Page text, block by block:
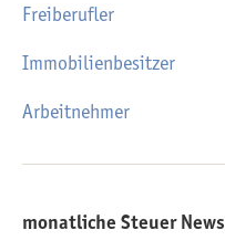
Freiberufler
Immobilienbesitzer
Arbeitnehmer
monatliche Steuer News